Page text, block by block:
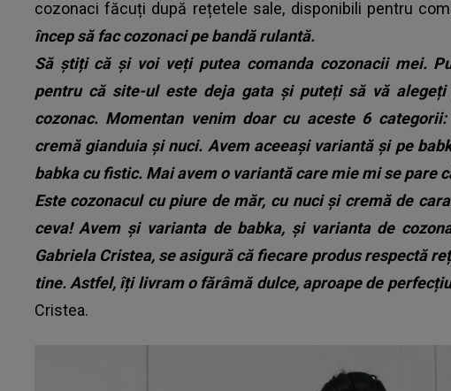
cozonaci făcuți după rețetele sale, disponibili pentru
încep să fac cozonaci pe bandă rulantă.
Să știți că și voi veți putea comanda cozonacii mei.
pentru că site-ul este deja gata și puteți să vă
cozonac. Momentan venim doar cu aceste 6
cremă gianduia și nuci. Avem aceeași variantă și pe
babka cu fistic. Mai avem o variantă care mie mi se pare
Este cozonacul cu piure de măr, cu nuci și cremă de
ceva! Avem și varianta de babka, și varianta de
Gabriela Cristea, se asigură că fiecare produs respectă
tine. Astfel, îți livram o fărâmă dulce, aproape de
Cristea.